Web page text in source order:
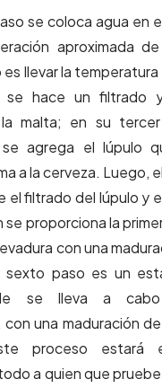
se coloca agua en
aproximada
llevar la
se hace un filtrado
malta; en su
agrega el lúpulo
a la cerveza. Luego,
el filtrado del lúpulo y
se proporciona la
con una
sexto paso es un
se lleva a
una maduración
proceso estará
a quien que